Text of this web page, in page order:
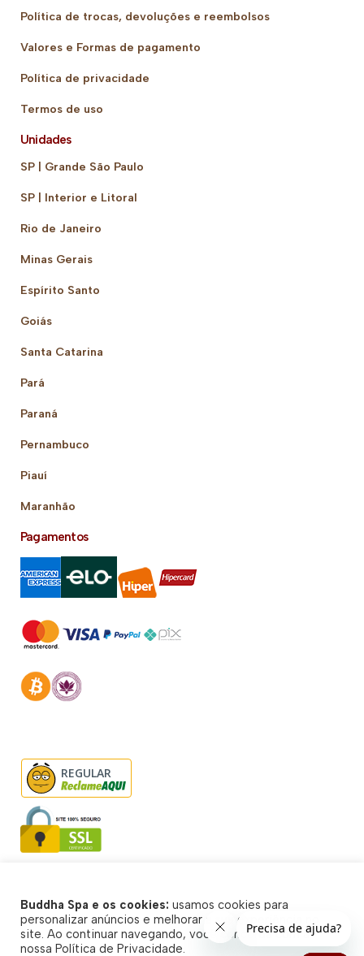
Política de trocas, devoluções e reembolsos
Valores e Formas de pagamento
Política de privacidade
Termos de uso
Unidades
SP | Grande São Paulo
SP | Interior e Litoral
Rio de Janeiro
Minas Gerais
Espírito Santo
Goiás
Santa Catarina
Pará
Paraná
Pernambuco
Piauí
Maranhão
Pagamentos
REGULAR
© Buddha Spa 2026 - Todos direitos reservados
Buddha Spa e os cookies: usamos cookies para
personalizar anúncios e melhorar a sua experiência no
site. Ao continuar navegando, você concorda com a
nossa Política de Privacidade.